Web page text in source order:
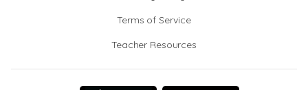
Terms of Service
Teacher Resources